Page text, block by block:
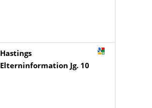
Hastings
Elterninformation Jg. 10